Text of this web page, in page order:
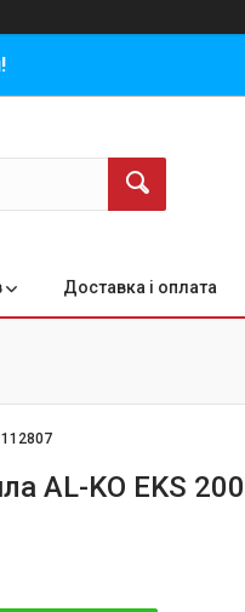
Доставка і оплата
112807
AL-KO EKS